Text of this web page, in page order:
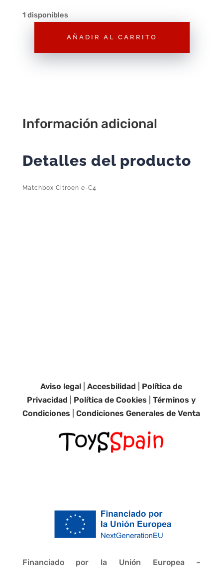
1 disponibles
AÑADIR AL CARRITO
Información adicional
Detalles del producto
Matchbox Citroen e-C4
Aviso legal |Accesbilidad
Política de
Privacidad
Política de Cookies |Términos y
Condiciones |Condiciones Generales de Venta
Financiado por la Unión Europea –